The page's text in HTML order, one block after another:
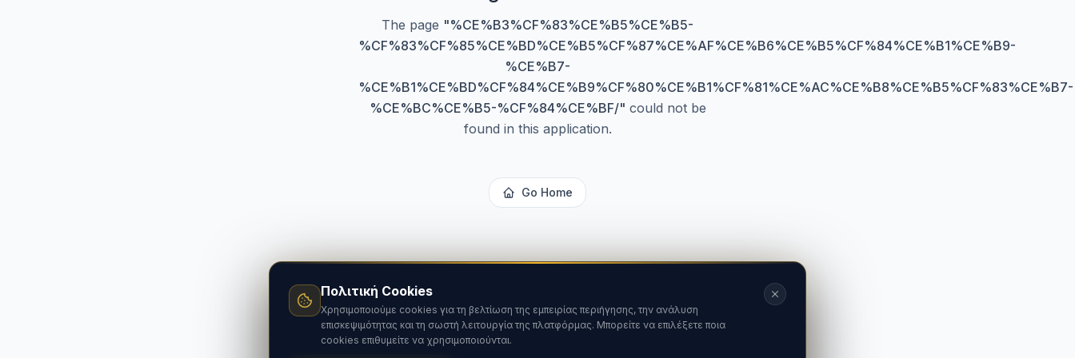
The page "%CE%B3%CF%83%CE%B5%CE%B5-
%CF%83%CF%85%CE%BD%CE%B5%CF%87%CE%AF%CE%B6%CE%B5%CF%84%CE%B1%CE%B9-
%CE%B7-
%CE%B1%CE%BD%CF%84%CE%B9%CF%80%CE%B1%CF%81%CE%AC%CE%B8%CE%B5%CF%83%CE%B7-
%CE%BC%CE%B5-%CF%84%CE%BF/" could not be
found in this application.
Go Home
Πολιτική Cookies
Χρησιμοποιούμε cookies για τη βελτίωση της εμπειρίας περιήγησης, την ανάλυση
επισκεψιμότητας και τη σωστή λειτουργία της πλατφόρμας. Μπορείτε να επιλέξετε ποια
cookies επιθυμείτε να χρησιμοποιούνται.